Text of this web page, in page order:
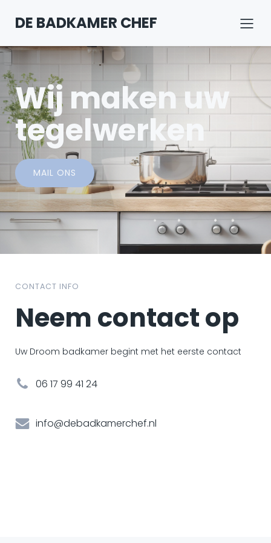
DE BADKAMER CHEF
Wij maken uw
tegelwerken
MAIL ONS
CONTACT INFO
Neem contact op
Uw Droom badkamer begint met het eerste contact
06 17 99 41 24
info@debadkamerchef.nl